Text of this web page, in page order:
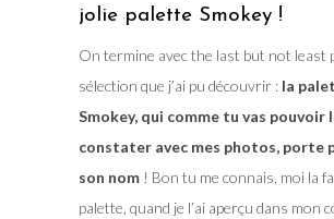
jolie palette Smokey !
On termine avec the last but not least
sélection que j’ai pu découvrir : la
Smokey, qui comme tu vas pouvoir
constater avec mes photos, porte
son nom! Bon tu me connais, moi la
palette, quand je l’ai aperçu dans mon